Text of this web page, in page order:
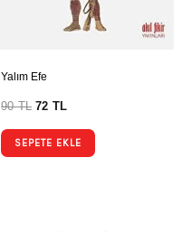
Yalım Efe
90TL 72 TL
SEPETE EKLE